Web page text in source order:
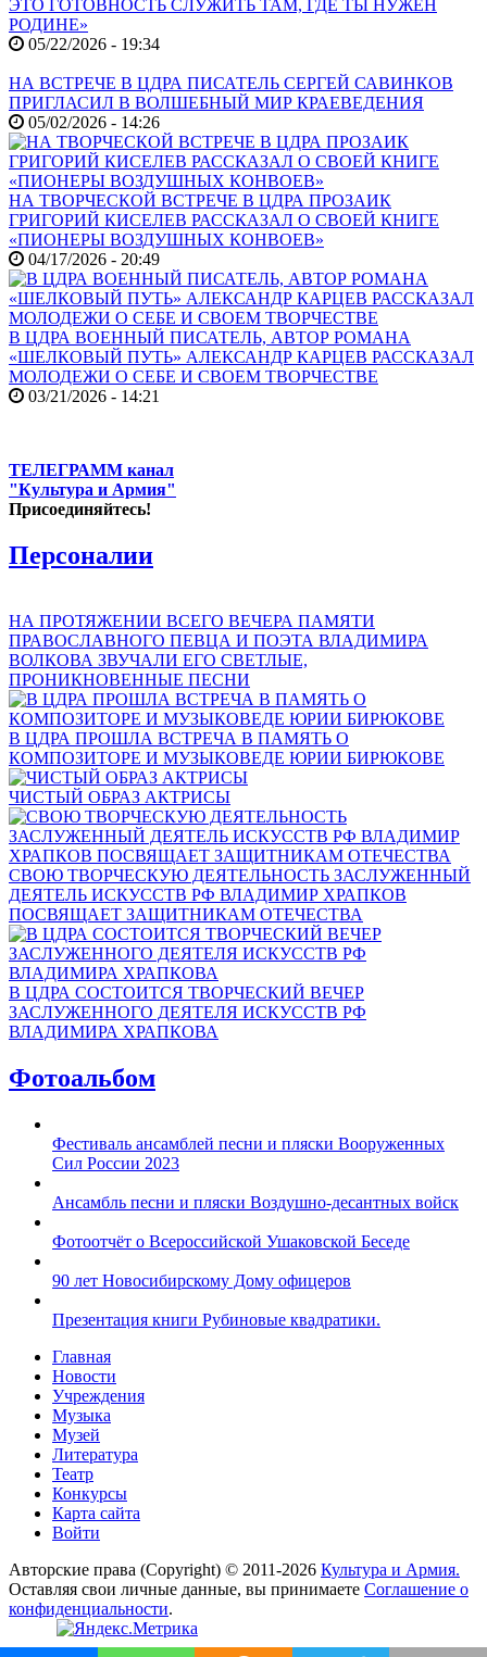
ЭТО ГОТОВНОСТЬ СЛУЖИТЬ ТАМ, ГДЕ ТЫ НУЖЕН
РОДИНЕ»
05/22/2026 - 19:34
НА ВСТРЕЧЕ В ЦДРА ПИСАТЕЛЬ СЕРГЕЙ САВИНКОВ
ПРИГЛАСИЛ В ВОЛШЕБНЫЙ МИР КРАЕВЕДЕНИЯ
05/02/2026 - 14:26
НА ТВОРЧЕСКОЙ ВСТРЕЧЕ В ЦДРА ПРОЗАИК
ГРИГОРИЙ КИСЕЛЕВ РАССКАЗАЛ О СВОЕЙ КНИГЕ
«ПИОНЕРЫ ВОЗДУШНЫХ КОНВОЕВ»
04/17/2026 - 20:49
В ЦДРА ВОЕННЫЙ ПИСАТЕЛЬ, АВТОР РОМАНА
«ШЕЛКОВЫЙ ПУТЬ» АЛЕКСАНДР КАРЦЕВ РАССКАЗАЛ
МОЛОДЕЖИ О СЕБЕ И СВОЕМ ТВОРЧЕСТВЕ
03/21/2026 - 14:21
ТЕЛЕГРАММ канал
"Культура и Армия"
Присоединяйтесь!
Персоналии
НА ПРОТЯЖЕНИИ ВСЕГО ВЕЧЕРА ПАМЯТИ
ПРАВОСЛАВНОГО ПЕВЦА И ПОЭТА ВЛАДИМИРА
ВОЛКОВА ЗВУЧАЛИ ЕГО СВЕТЛЫЕ,
ПРОНИКНОВЕННЫЕ ПЕСНИ
В ЦДРА ПРОШЛА ВСТРЕЧА В ПАМЯТЬ О
КОМПОЗИТОРЕ И МУЗЫКОВЕДЕ ЮРИИ БИРЮКОВЕ
ЧИСТЫЙ ОБРАЗ АКТРИСЫ
СВОЮ ТВОРЧЕСКУЮ ДЕЯТЕЛЬНОСТЬ ЗАСЛУЖЕННЫЙ
ДЕЯТЕЛЬ ИСКУССТВ РФ ВЛАДИМИР ХРАПКОВ
ПОСВЯЩАЕТ ЗАЩИТНИКАМ ОТЕЧЕСТВА
В ЦДРА СОСТОИТСЯ ТВОРЧЕСКИЙ ВЕЧЕР
ЗАСЛУЖЕННОГО ДЕЯТЕЛЯ ИСКУССТВ РФ
ВЛАДИМИРА ХРАПКОВА
Фотоальбом
Фестиваль ансамблей песни и пляски Вооруженных
Сил России 2023
Ансамбль песни и пляски Воздушно-десантных войск
Фотоотчёт о Всероссийской Ушаковской Беседе
90 лет Новосибирскому Дому офицеров
Презентация книги Рубиновые квадратики.
Главная
Новости
Учреждения
Музыка
Музей
Литература
Театр
Конкурсы
Карта сайта
Войти
Авторские права (Copyright) © 2011-2026 Культура и Армия.
Оставляя свои личные данные, вы принимаете Соглашение о
конфиденциальности.